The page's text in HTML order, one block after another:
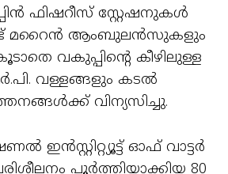
ഫിഷറീസ് സ്റ്റേഷനുകൾ
രണ്ട് മറൈൻ ആംബുലൻസുകളും
വകുപ്പിന്റെ കീഴിലുള്ള
വള്ളങ്ങളും കടൽ
വിന്യസിച്ചു.
ഇൻസ്റ്റിറ്റ്യൂട്ട് ഓഫ് വാട്ടർ
പൂർത്തിയാക്കിയ 80